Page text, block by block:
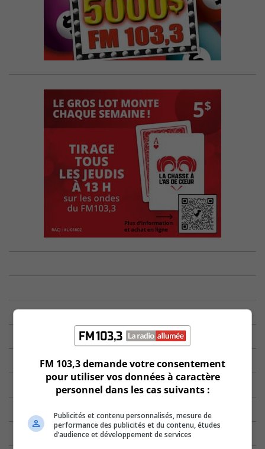
FM 103,3 demande votre consentement
pour utiliser vos données à caractère
personnel dans les cas suivants :
Publicités et contenu personnalisés, mesure de
performance des publicités et du contenu, études
d’audience et développement de services